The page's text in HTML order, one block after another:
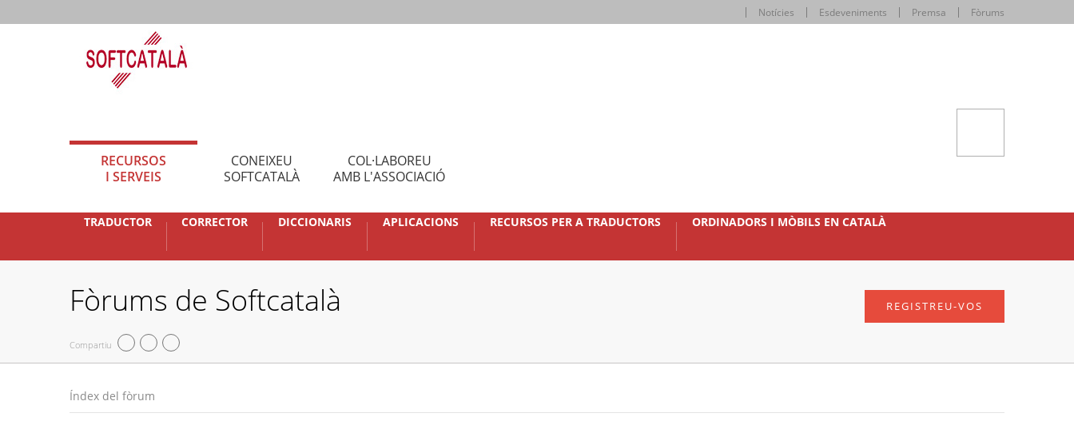
Notícies Esdeveniments Premsa Fòrums
RECURSOS
I SERVEIS
CONEIXEU
SOFTCATALÀ
COL·LABOREU
AMB L'ASSOCIACIÓ
TRADUCTOR CORRECTOR DICCIONARIS APLICACIONS RECURSOS PER A TRADUCTORS ORDINADORS I MÒBILS EN CATALÀ
Fòrums de Softcatalà
Compartiu
REGISTREU-VOS
Índex del fòrum